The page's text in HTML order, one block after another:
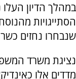
במהלך הדיון
הסתייגויות
שנבחרו נחזים
נציגת משרד
מדדים אלו